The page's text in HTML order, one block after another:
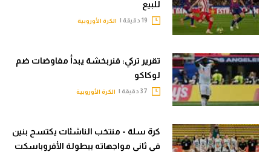
للبيع
الكرة الأوروبية
تقرير تركي: فنربخشة يبدأ مفاوضات ضم
لوكاكو
الكرة الأوروبية
كرة سلة - منتخب الناشئات يكتسح بنين
في ثاني مواجهاته ببطولة الأفروباسكت